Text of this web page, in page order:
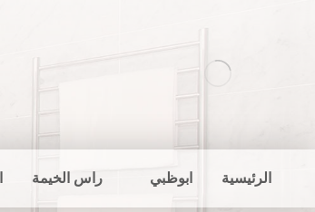
الرئيسية ابوظبي راس الخيمة